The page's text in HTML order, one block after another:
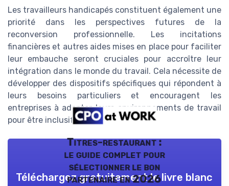
Les travailleurs handicapés constituent également une
priorité dans les perspectives futures de la
reconversion professionnelle. Les incitations
financières et autres aides mises en place pour faciliter
leur embauche seront cruciales pour accroître leur
intégration dans le monde du travail. Cela nécessite de
développer des dispositifs spécifiques qui répondent à
leurs besoins particuliers et encouragent les
entreprises à adapter leurs environnements de travail
pour être inclusifs.
Titres-restaurant :
le guide complet pour
sélectionner le bon
partenaire en 2026
Téléchargez gratuitement le livre blanc